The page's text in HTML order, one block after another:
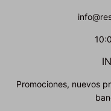
Promociones, nuevos